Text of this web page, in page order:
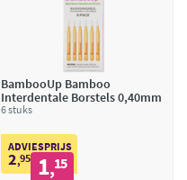
BambooUp Bamboo
Interdentale Borstels 0,40mm
6 stuks
ADVIESPRIJS
2,95 1,15